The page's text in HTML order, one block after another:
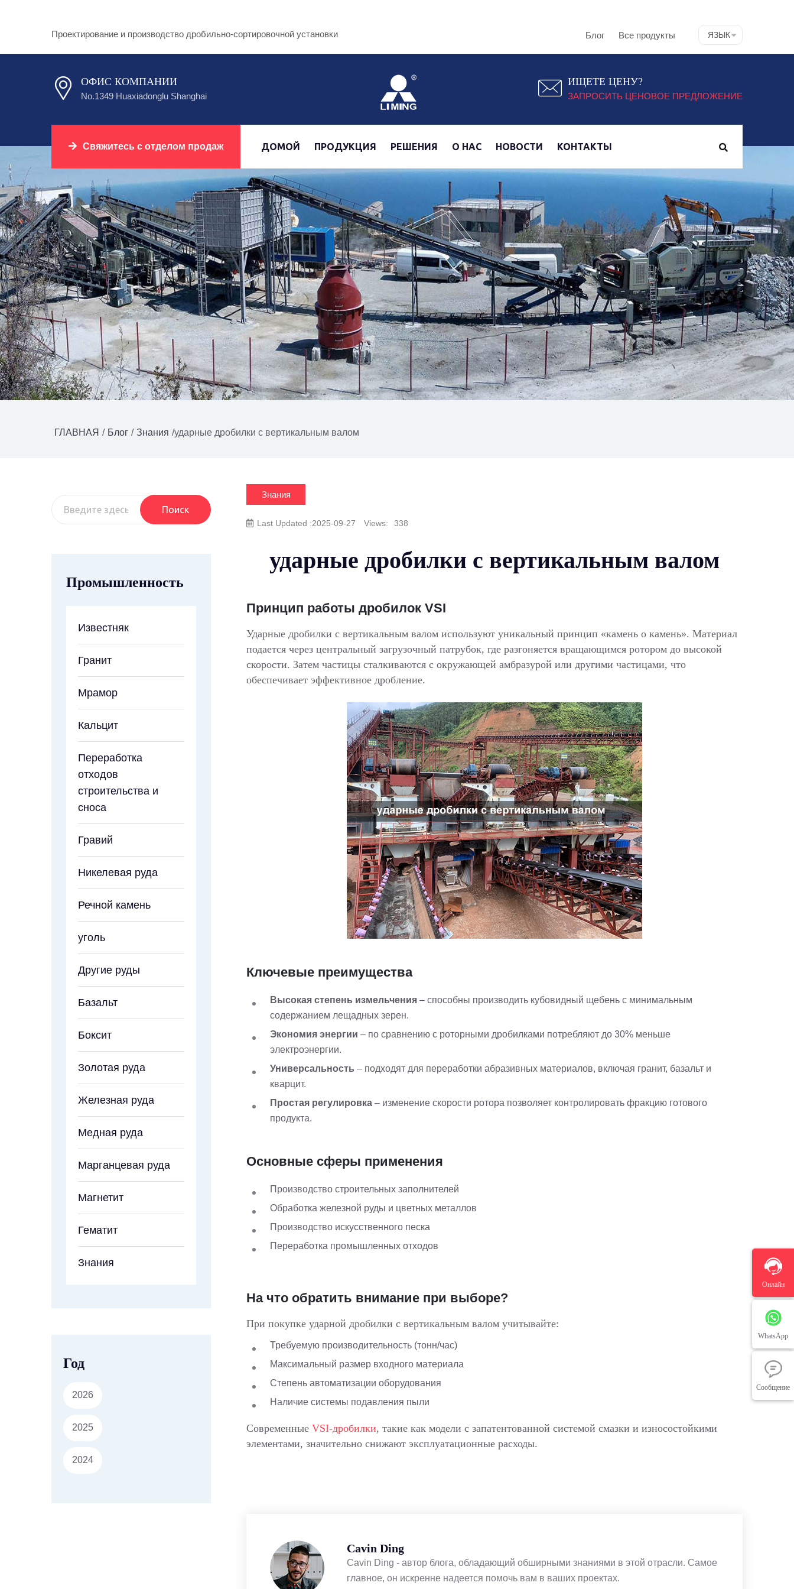
Проектирование и производство дробильно-сортировочной установки Блог Все продукты ЯЗЫК
ОФИС КОМПАНИИ
No.1349 Huaxiadonglu Shanghai
ИЩЕТЕ ЦЕНУ?
ЗАПРОСИТЬ ЦЕНОВОЕ ПРЕДЛОЖЕНИЕ
Свяжитесь с отделом продаж ДОМОЙ ПРОДУКЦИЯ РЕШЕНИЯ О НАС НОВОСТИ КОНТАКТЫ
Онлайн
WhatsApp
Сообщение
ГЛАВНАЯ / Блог / Знания /ударные дробилки с вертикальным валом
Поиск
Промышленность
Известняк
Гранит
Мрамор
Кальцит
Переработка
отходов
строительства и
сноса
Гравий
Никелевая руда
Речной камень
уголь
Другие руды
Базальт
Боксит
Золотая руда
Железная руда
Медная руда
Марганцевая руда
Магнетит
Гематит
Знания
Год
2026
2025
2024
Знания
Last Updated :2025-09-27 Views: 338
ударные дробилки с вертикальным валом
Принцип работы дробилок VSI
Ударные дробилки с вертикальным валом используют уникальный принцип «камень о камень». Материал
подается через центральный загрузочный патрубок, где разгоняется вращающимся ротором до высокой
скорости. Затем частицы сталкиваются с окружающей амбразурой или другими частицами, что
обеспечивает эффективное дробление.
Ключевые преимущества
Высокая степень измельчения – способны производить кубовидный щебень с минимальным
содержанием лещадных зерен.
Экономия энергии – по сравнению с роторными дробилками потребляют до 30% меньше
электроэнергии.
Универсальность – подходят для переработки абразивных материалов, включая гранит, базальт и
кварцит.
Простая регулировка – изменение скорости ротора позволяет контролировать фракцию готового
продукта.
Основные сферы применения
Производство строительных заполнителей
Обработка железной руды и цветных металлов
Производство искусственного песка
Переработка промышленных отходов
На что обратить внимание при выборе?
При покупке ударной дробилки с вертикальным валом учитывайте:
Требуемую производительность (тонн/час)
Максимальный размер входного материала
Степень автоматизации оборудования
Наличие системы подавления пыли
Современные VSI-дробилки, такие как модели с запатентованной системой смазки и износостойкими
элементами, значительно снижают эксплуатационные расходы.
Cavin Ding
Cavin Ding - автор блога, обладающий обширными знаниями в этой отрасли. Самое
главное, он искренне надеется помочь вам в ваших проектах.